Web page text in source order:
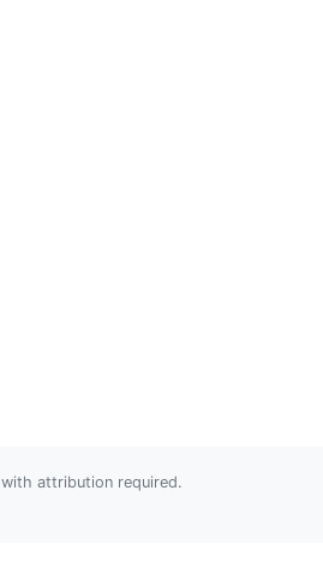
with attribution required.